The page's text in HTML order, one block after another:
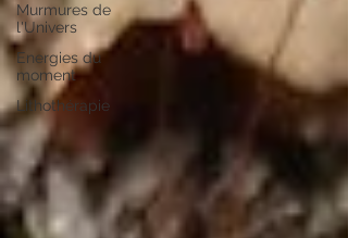
Murmures de
l'Univers
Energies du
moment
Lithothérapie